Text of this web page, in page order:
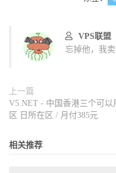
VPS联盟
忘掉他，我
上一篇
V5.NET - 中国香港三个可以
区 日所在区 / 月付385元
相关推荐